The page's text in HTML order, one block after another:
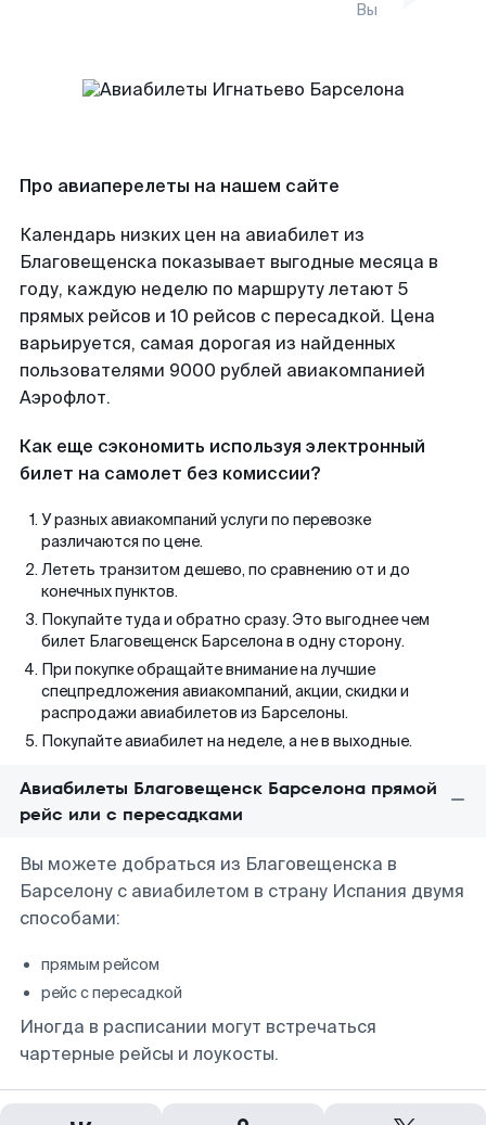
Вы
Про авиаперелеты на нашем сайте
Календарь низких цен на авиабилет из
Благовещенска показывает выгодные месяца в
году, каждую неделю по маршруту летают 5
прямых рейсов и 10 рейсов с пересадкой. Цена
варьируется, самая дорогая из найденных
пользователями 9000 рублей авиакомпанией
Аэрофлот.
Как еще сэкономить используя электронный
билет на самолет без комиссии?
У разных авиакомпаний услуги по перевозке
различаются по цене.
Лететь транзитом дешево, по сравнению от и до
конечных пунктов.
Покупайте туда и обратно сразу. Это выгоднее чем
билет Благовещенск Барселона в одну сторону.
При покупке обращайте внимание на лучшие
спецпредложения авиакомпаний, акции, скидки и
распродажи авиабилетов из Барселоны.
Покупайте авиабилет на неделе, а не в выходные.
Авиабилеты Благовещенск Барселона прямой
рейс или с пересадками
Вы можете добраться из Благовещенска в
Барселону с авиабилетом в страну Испания двумя
способами:
прямым рейсом
рейс с пересадкой
Иногда в расписании могут встречаться
чартерные рейсы и лоукосты.